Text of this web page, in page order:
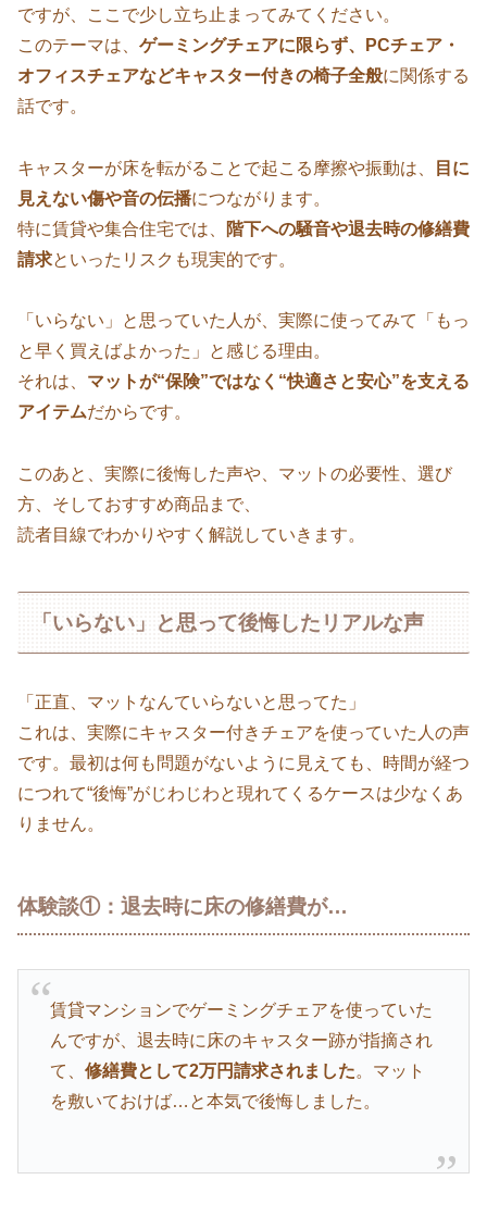
ですが、ここで少し立ち止まってみてください。
このテーマは、 ゲーミングチェアに限らず、PCチェア・
オフィスチェアなどキャスター付きの椅子全般に関係する
話です。
キャスターが床を転がることで起こる摩擦や振動は、
目に
見えない傷や音の伝播につながります。
特に賃貸や集合住宅では、
階下への騒音や退去時の修繕費
請求といったリスクも現実的です。
「いらない」と思っていた人が、実際に使ってみて「もっ
と早く買えばよかった」と感じる理由。
それは、 マットが“保険”ではなく“快適さと安心”を支える
アイテムだからです。
このあと、実際に後悔した声や、マットの必要性、選び
方、そしておすすめ商品まで、
読者目線でわかりやすく解説していきます。
「いらない」と思って後悔したリアルな声
「正直、マットなんていらないと思ってた」
これは、実際にキャスター付きチェアを使っていた人の声
です。最初は何も問題がないように見えても、時間が経つ
につれて“後悔”がじわじわと現れてくるケースは少なくあ
りません。
体験談①：退去時に床の修繕費が…
賃貸マンションでゲーミングチェアを使っていた
んですが、退去時に床のキャスター跡が指摘され
て、 修繕費として2万円請求されました。マット
を敷いておけば…と本気で後悔しました。